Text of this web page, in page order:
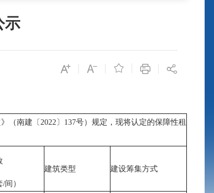
示

南建〔2022〕137号）规定，现将认定的保障性租
/间）
建筑类型 建设筹集方式